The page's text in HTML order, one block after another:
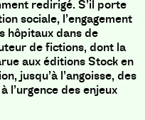
redirigé. S’il porte
sociale, l’engagement
hôpitaux dans de
de fictions, dont la
aux éditions Stock en
jusqu’à l’angoisse, des
l’urgence des enjeux